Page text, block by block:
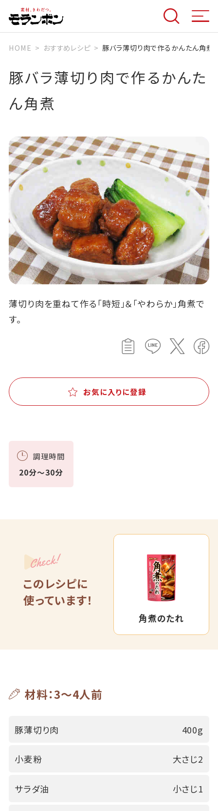
HOME おすすめレシピ 豚バラ薄切り肉で作るかんたん角煮
豚バラ薄切り肉で作るかんた
ん角煮
薄切り肉を重ねて作る「時短」＆「やわらか」角煮で
す。
お気に入りに登録
調理時間
20分～30分
Check!
このレシピに
使っています！
角煮のたれ
材料：3～4人前
豚薄切り肉 400g
小麦粉 大さじ2
サラダ油 小さじ1